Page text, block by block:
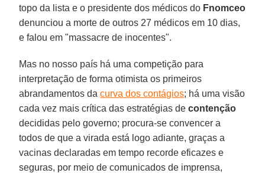
topo da lista e o presidente dos médicos do Fnomceo
denunciou a morte de outros 27 médicos em 10 dias,
e falou em "massacre de inocentes".
Mas no nosso país há uma competição para
interpretação de forma otimista os primeiros
abrandamentos dacurva dos contágios; há uma visão
cada vez mais crítica das estratégias decontenção
decididas pelo governo; procura-se convencer a
todos de que a virada está logo adiante, graças a
vacinas declaradas em tempo recorde eficazes e
seguras, por meio de comunicados de imprensa,